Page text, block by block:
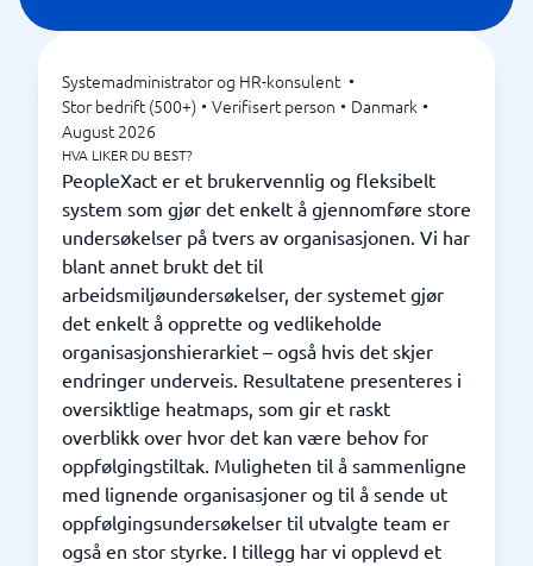
Systemadministrator og HR-konsulent •
Stor bedrift (500+) • Verifisert person • Danmark •
August 2026
HVA LIKER DU BEST?
PeopleXact er et brukervennlig og fleksibelt
system som gjør det enkelt å gjennomføre store
undersøkelser på tvers av organisasjonen. Vi har
blant annet brukt det til
arbeidsmiljøundersøkelser, der systemet gjør
det enkelt å opprette og vedlikeholde
organisasjonshierarkiet – også hvis det skjer
endringer underveis. Resultatene presenteres i
oversiktlige heatmaps, som gir et raskt
overblikk over hvor det kan være behov for
oppfølgingstiltak. Muligheten til å sammenligne
med lignende organisasjoner og til å sende ut
oppfølgingsundersøkelser til utvalgte team er
også en stor styrke. I tillegg har vi opplevd et